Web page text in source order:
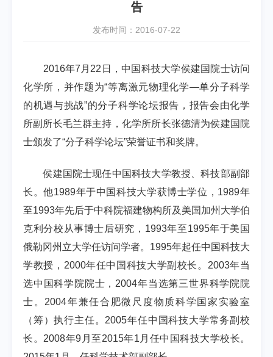
告
发布时间：2016-07-22
2016年7 月 22 日，中国科技大学侯建国院士访问
化学所，并作题为“等离激元物理化学—单分子科学
的机遇与挑战”的分子科学论坛报告，报告会由化学
所副所长毛兰群主持，化学所所长张德清为侯建国院
士颁发了“分子科学论坛”荣誉证书和奖牌。
侯建国院士现任中国科技大学教授、科技部副部
长。他1989年于中国科技大学获博士学位， 1989年
至1993年先后于中科院福建物构所及美国加州大学伯
克利分校从事博士后研究， 1993年至1995年于美国
俄勒冈州立大学任访问学者。 1995年起任中国科技大
学教授， 2000年任中国科技大学副校长。 2003年当
选中国科学院院士， 2004年当选第三世界科学院院
士。 2004年兼任合肥微尺度物质科学国家实验室
（筹）执行主任。 2005年任中国科技大学常务副校
长。 2008年9 月至2015年1 月任中国科技大学校长。